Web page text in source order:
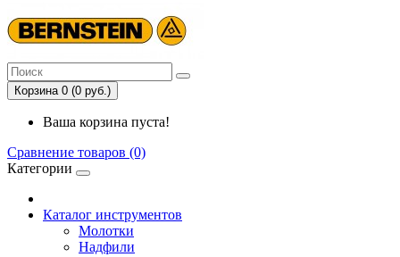
Корзина 0 (0 руб.)
Ваша корзина пуста!
Сравнение товаров (0)
Категории
Каталог инструментов
Молотки
Надфили